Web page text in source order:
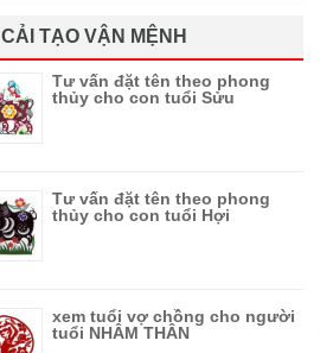
CẢI TẠO VẬN MỆNH
Tư vấn đặt tên theo phong
thủy cho con tuổi Sửu
Tư vấn đặt tên theo phong
thủy cho con tuổi Hợi
xem tuổi vợ chồng cho người
tuổi NHÂM THÂN